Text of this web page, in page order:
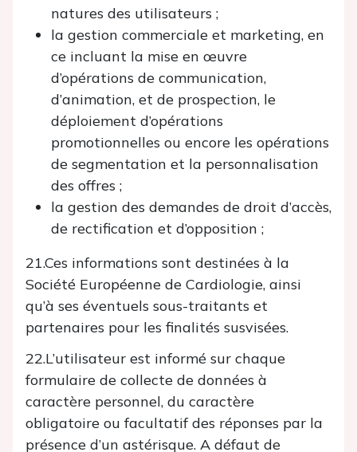
natures des utilisateurs ;
la gestion commerciale et marketing, en
ce incluant la mise en œuvre
d’opérations de communication,
d’animation, et de prospection, le
déploiement d’opérations
promotionnelles ou encore les opérations
de segmentation et la personnalisation
des offres ;
la gestion des demandes de droit d’accès,
de rectification et d’opposition ;
21.Ces informations sont destinées à la
Société Européenne de Cardiologie, ainsi
qu’à ses éventuels sous-traitants et
partenaires pour les finalités susvisées.
22.L’utilisateur est informé sur chaque
formulaire de collecte de données à
caractère personnel, du caractère
obligatoire ou facultatif des réponses par la
présence d’un astérisque. A défaut de